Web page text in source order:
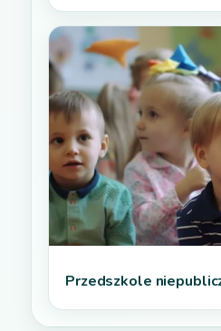
Przedszkole